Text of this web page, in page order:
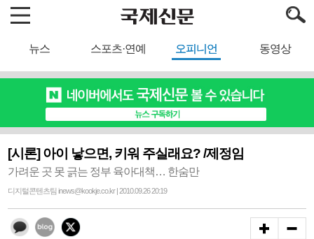
뉴스 스포츠·연예 오피니언 동영상
[시론] 아이 낳으면, 키워 주실래요? /제정임
가려운 곳 못 긁는 정부 육아대책… 한숨만
디지털콘텐츠팀 inews@kookje.co.kr | 2010.09.26 20:19